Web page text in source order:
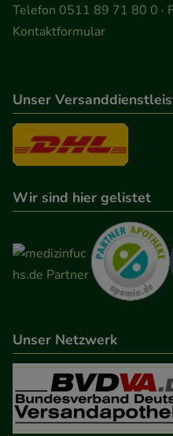
Telefon 0511 89 71 80 0 ·
Kontaktformular
Unser
Wir sind hier gelistet
Unser Netzwerk